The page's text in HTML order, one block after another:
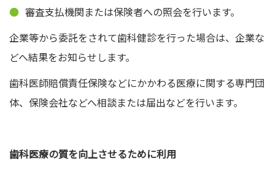
審査支払機関または保険者への照会を行います。
企業等から委託をされて歯科健診を行った場合は、企業な
どへ結果をお知らせします。
歯科医師賠償責任保険などにかかわる医療に関する専門団
体、保険会社などへ相談または届出などを行います。
歯科医療の質を向上させるために利用